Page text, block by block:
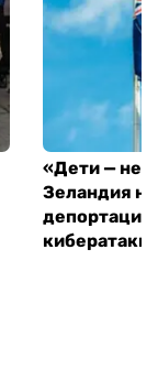
«Дети — не
Зеландия
депортацию
кибератаки